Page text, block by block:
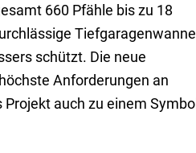
660 Pfähle bis zu 18
Tiefgaragenwanne
schützt. Die neue
Anforderungen an
auch zu einem Symbol